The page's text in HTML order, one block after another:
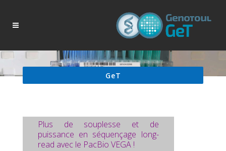
GeT
Plus de souplesse et de
puissance en séquençage long-
read avec le PacBio VEGA !